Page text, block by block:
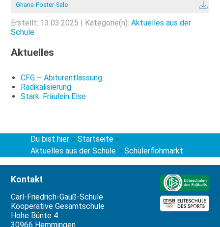
Ghana-Poster-Sale
Erstellt: 13.03.2025 | Kategorie(n):Aktuelles aus der
Schule
Aktuelles
CFG – Abiturentlassung
Radikalisierung
Stark: Fräulein Else
Du bist hier > Startseite >
Aktuelles aus der Schule > Schülerflohmarkt
Kontakt
Carl-Friedrich-Gauß-Schule
Kooperative Gesamtschule
Hohe Bünte 4
30966 Hemmingen